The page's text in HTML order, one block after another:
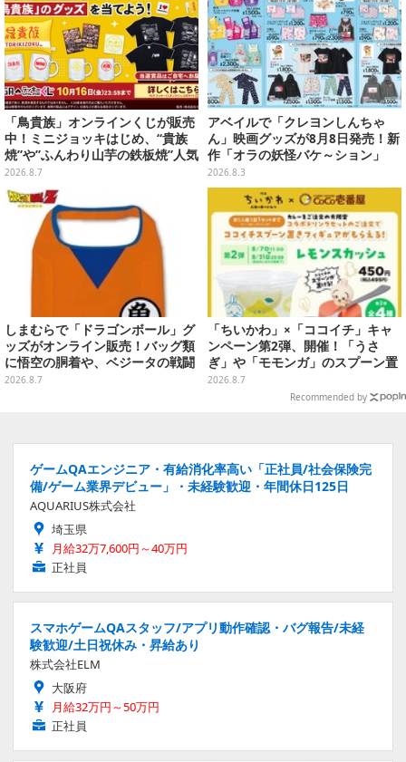
「鳥貴族」オンラインくじが販売
中！ミニジョッキはじめ、“貴族
焼”や”ふんわり山芋の鉄板焼”人気
メニューTシャツなどラインナッ
プ
2026.8.7
アベイルで「クレヨンしんちゃ
ん」映画グッズが8月8日発売！新
作「オラの妖怪バケ～ション」
や、「ヘンダーランド」「暗黒タ
マタマ」などをフィーチャー
2026.8.3
しまむらで「ドラゴンボール」グ
ッズがオンライン販売！バッグ類
に悟空の胴着や、ベジータの戦闘
服を大胆デザイン
2026.8.7
「ちいかわ」×「ココイチ」キャ
ンペーン第2弾、開催！「うさ
ぎ」や「モモンガ」のスプーン置
きをGETしよう
2026.8.7
Recommended by
ゲームQAエンジニア・有給消化率高い「正社員/社会保険完
備/ゲーム業界デビュー」・未経験歓迎・年間休日125日
AQUARIUS株式会社
埼玉県
月給32万7,600円～40万円
正社員
スマホゲームQAスタッフ/アプリ動作確認・バグ報告/未経
験歓迎/土日祝休み・昇給あり
株式会社ELM
大阪府
月給32万円～50万円
正社員